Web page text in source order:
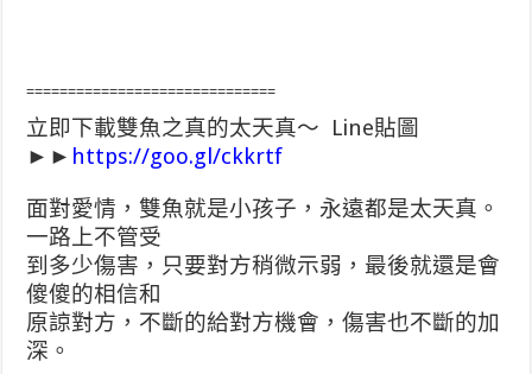
==============================
立即下載雙魚之真的太天真～ Line貼圖
►► https://goo.gl/ckkrtf
面對愛情，雙魚就是小孩子，永遠都是太天真。
一路上不管受
到多少傷害，只要對方稍微示弱，最後就還是會
傻傻的相信和
原諒對方，不斷的給對方機會，傷害也不斷的加
深。